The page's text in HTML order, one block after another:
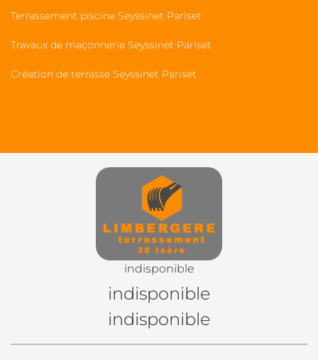
Terrassement piscine Seyssinet Pariset
Travaux de maçonnerie Seyssinet Pariset
Création de terrasse Seyssinet Pariset
indisponible
indisponible
indisponible